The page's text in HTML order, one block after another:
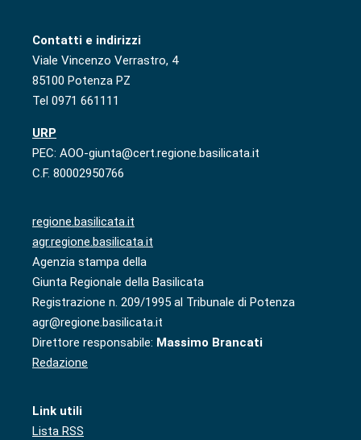
Contatti e indirizzi
Viale Vincenzo Verrastro, 4
85100 Potenza PZ
Tel 0971 661111
URP
PEC: AOO-giunta@cert.regione.basilicata.it
C.F. 80002950766
regione.basilicata.it
agr.regione.basilicata.it
Agenzia stampa della
Giunta Regionale della Basilicata
Registrazione n. 209/1995 al Tribunale di Potenza
agr@regione.basilicata.it
Direttore responsabile: Massimo Brancati
Redazione
Link utili
Lista RSS